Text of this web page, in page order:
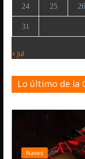
24 25 26
31
« Jul
Lo último de la
Naves